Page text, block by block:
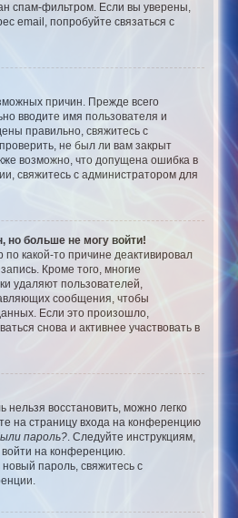
спам-фильтром. Если вы уверены,
email, попробуйте связаться с
причин. Прежде всего
вводите имя пользователя и
правильно, свяжитесь с
не был ли вам закрыт
возможно, что допущена ошибка в
свяжитесь с администратором для
но больше не могу войти!
какой-то причине деактивировал
Кроме того, многие
удаляют пользователей,
сообщения, чтобы
Если это произошло,
снова и активнее участвовать в
нельзя восстановить, можно легко
на страницу входа на конференцию
пароль?. Следуйте инструкциям,
на конференцию.
пароль, свяжитесь с